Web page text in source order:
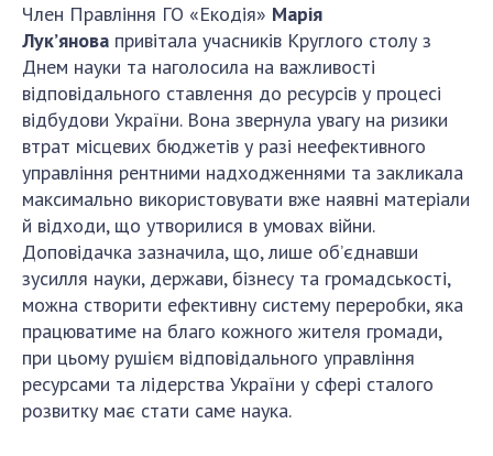
Член Правління ГО «Екодія» Марія
Лук’янова привітала учасників Круглого столу з
Днем науки та наголосила на важливості
відповідального ставлення до ресурсів у процесі
відбудови України. Вона звернула увагу на ризики
втрат місцевих бюджетів у разі неефективного
управління рентними надходженнями та закликала
максимально використовувати вже наявні матеріали
й відходи, що утворилися в умовах війни.
Доповідачка зазначила, що, лише об’єднавши
зусилля науки, держави, бізнесу та громадськості,
можна створити ефективну систему переробки, яка
працюватиме на благо кожного жителя громади,
при цьому рушієм відповідального управління
ресурсами та лідерства України у сфері сталого
розвитку має стати саме наука.